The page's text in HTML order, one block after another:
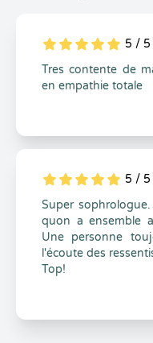
5
1
5
0 5 / 5
Tres contente de
en empathie totale
5
1
5
0 5 / 5
Super
quon a ensemble
Une personne
l'écoute des
Top!